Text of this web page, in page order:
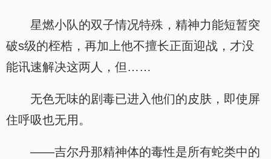
星燃小队的双子情况特殊，精神力能短暂突
破s级的桎梏，再加上他不擅长正面迎战，才没
能讯速解决这两人，但……
无色无味的剧毒已进入他们的皮肤，即使屏
住呼吸也无用。
——吉尔丹那精神体的毒性是所有蛇类中的